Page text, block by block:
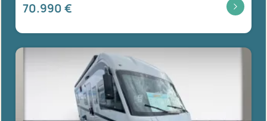
70.990 €